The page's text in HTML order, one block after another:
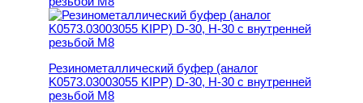
Резинометаллический буфер (аналог
K0573.03003055 KIPP) D-30, H-30 с внутренней
резьбой M8